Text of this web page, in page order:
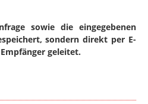
sowie die eingegebenen
sondern direkt per E-
geleitet.